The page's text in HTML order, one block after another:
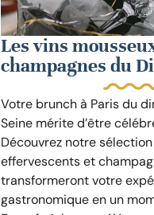
Les vins
champagnes du
Votre brunch à Paris du
Seine mérite d’être
Découvrez notre
effervescents et
transformeront votre
gastronomique en un